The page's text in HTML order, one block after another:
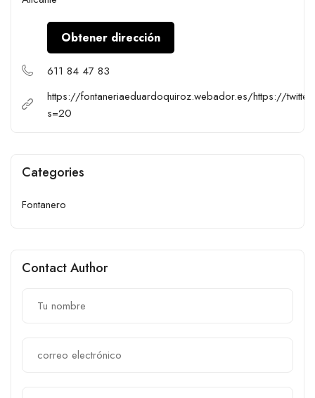
Obtener dirección
611 84 47 83
https://fontaneriaeduardoquiroz.webador.es/https://
s=20
Categories
Fontanero
Contact Author